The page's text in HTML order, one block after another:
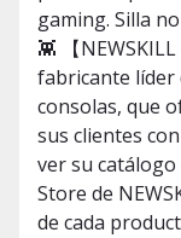
gaming. Silla
👾 【
fabricante líder
consolas, que
sus clientes
ver su catálogo
Store de
de cada